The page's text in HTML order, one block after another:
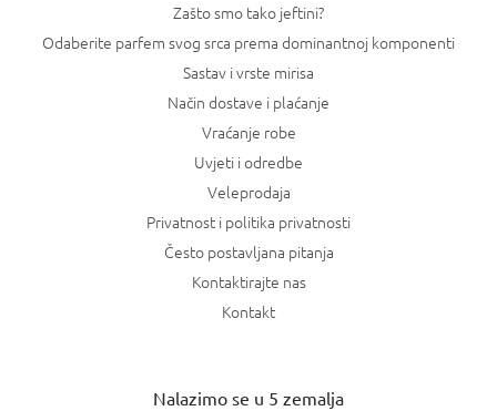
Zašto smo tako jeftini?
Odaberite parfem svog srca prema dominantnoj komponenti
Sastav i vrste mirisa
Način dostave i plaćanje
Vraćanje robe
Uvjeti i odredbe
Veleprodaja
Privatnost i politika privatnosti
Često postavljana pitanja
Kontaktirajte nas
Kontakt
Nalazimo se u 5 zemalja